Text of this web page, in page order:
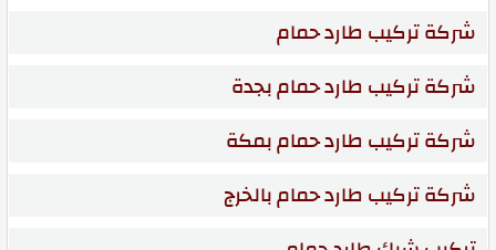
شركة تركيب طارد حمام
شركة تركيب طارد حمام بجدة
شركة تركيب طارد حمام بمكة
شركة تركيب طارد حمام بالخرج